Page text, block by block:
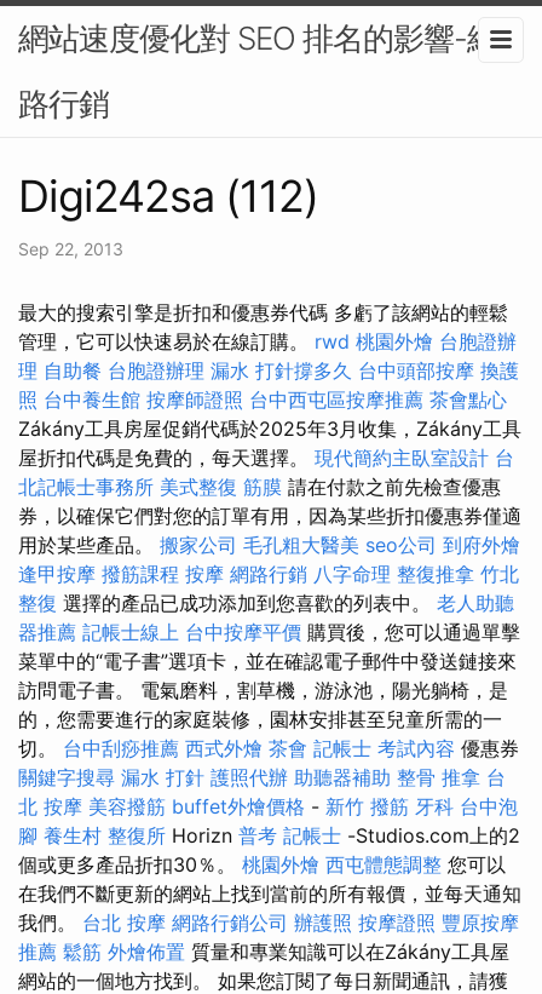
網站速度優化對 SEO 排名的影響-網
路行銷
Digi242sa (112)
Sep 22, 2013
最大的搜索引擎是折扣和優惠券代碼 多虧了該網站的輕鬆
管理，它可以快速易於在線訂購。 rwd 桃園外燴 台胞證辦
理 自助餐 台胞證辦理 漏水 打針撐多久 台中頭部按摩 換護
照 台中養生館 按摩師證照 台中西屯區按摩推薦 茶會點心
Zákány工具房屋促銷代碼於2025年3月收集，Zákány工具
屋折扣代碼是免費的，每天選擇。 現代簡約主臥室設計 台
北記帳士事務所 美式整復 筋膜 請在付款之前先檢查優惠
券，以確保它們對您的訂單有用，因為某些折扣優惠券僅適
用於某些產品。 搬家公司 毛孔粗大醫美 seo公司 到府外燴
逢甲按摩 撥筋課程 按摩 網路行銷 八字命理 整復推拿 竹北
整復 選擇的產品已成功添加到您喜歡的列表中。 老人助聽
器推薦 記帳士線上 台中按摩平價 購買後，您可以通過單擊
菜單中的“電子書”選項卡，並在確認電子郵件中發送鏈接來
訪問電子書。 電氣磨料，割草機，游泳池，陽光躺椅，是
的，您需要進行的家庭裝修，園林安排甚至兒童所需的一
切。 台中刮痧推薦 西式外燴 茶會 記帳士 考試內容 優惠券
關鍵字搜尋 漏水 打針 護照代辦 助聽器補助 整骨 推拿 台
北 按摩 美容撥筋 buffet外燴價格 - 新竹 撥筋 牙科 台中泡
腳 養生村 整復所 Horizn 普考 記帳士 -Studios.com上的2
個或更多產品折扣30％。 桃園外燴 西屯體態調整 您可以
在我們不斷更新的網站上找到當前的所有報價，並每天通知
我們。 台北 按摩 網路行銷公司 辦護照 按摩證照 豐原按摩
推薦 鬆筋 外燴佈置 質量和專業知識可以在Zákány工具屋
網站的一個地方找到。 如果您訂閱了每日新聞通訊，請獲